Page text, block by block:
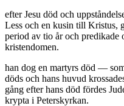
efter Jesu död och
Less och en kusin till Kristus,
period av tio år och predikade
kristendomen.
han dog en martyrs död —
döds och hans huvud
gång efter hans död fördes
krypta i Peterskyrkan.